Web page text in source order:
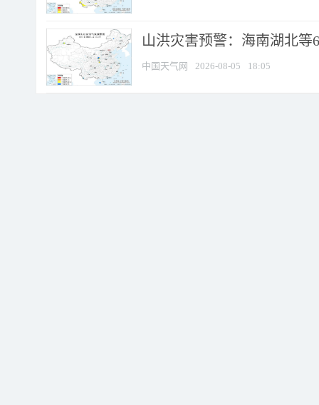
山洪灾害预警：海南湖北
中国天气网 2026-08-05 18:05